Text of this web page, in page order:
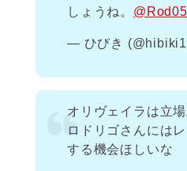
しょうね。
— ひびき
オリヴェイラは立
ロドリゴさんには
する機会ほしいな